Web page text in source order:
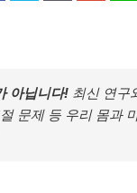
아닙니다! 최신 연구
문제 등 우리 몸과